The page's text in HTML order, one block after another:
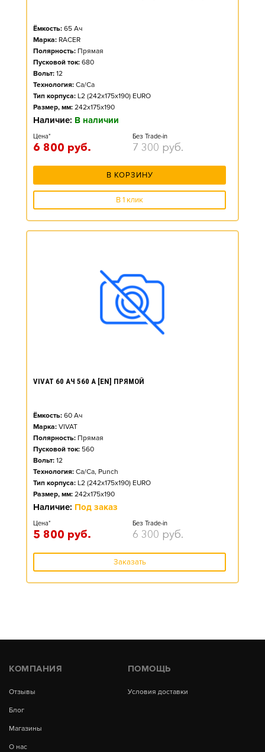
Ёмкость: 65 Ач
Марка: RACER
Полярность: Прямая
Пусковой ток: 680
Вольт: 12
Технология: Ca/Ca
Тип корпуса: L2 (242x175x190) EURO
Размер, мм: 242x175x190
Наличие: В наличии
Цена*
6 800 руб.
Без Trade-in
7 300 руб.
В КОРЗИНУ
В 1 клик
VIVAT 60 АЧ 560 А [EN] ПРЯМОЙ
Ёмкость: 60 Ач
Марка: VIVAT
Полярность: Прямая
Пусковой ток: 560
Вольт: 12
Технология: Ca/Ca, Punch
Тип корпуса: L2 (242x175x190) EURO
Размер, мм: 242x175x190
Наличие: Под заказ
Цена*
5 800 руб.
Без Trade-in
6 300 руб.
Заказать
КОМПАНИЯ
Отзывы
Блог
Магазины
О нас
ПОМОЩЬ
Условия доставки